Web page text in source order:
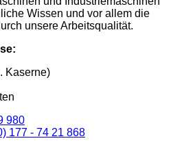
Wissen und vor allem die
unsere Arbeitsqualität.
Kaserne)
980
177 - 74 21 868